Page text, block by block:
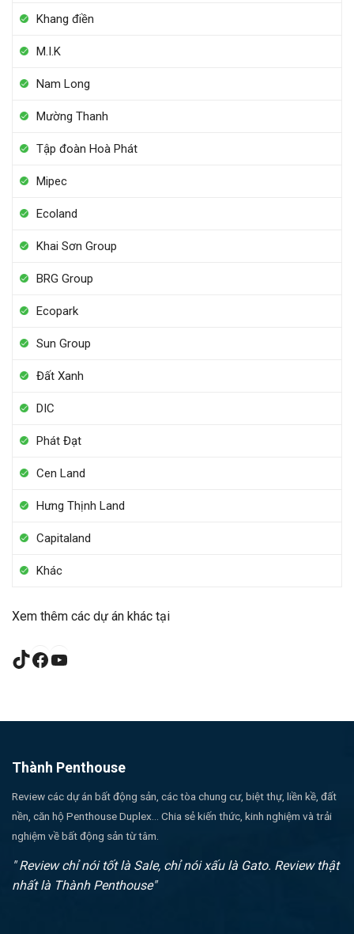
Khang điền
M.I.K
Nam Long
Mường Thanh
Tập đoàn Hoà Phát
Mipec
Ecoland
Khai Sơn Group
BRG Group
Ecopark
Sun Group
Đất Xanh
DIC
Phát Đạt
Cen Land
Hưng Thịnh Land
Capitaland
Khác
Xem thêm các dự án khác tại
TikTok
Facebook
Thành Penthouse
Review các dự án bất động sản, các tòa chung cư, biệt thự, liền kề, đất
nền, căn hộ Penthouse Duplex... Chia sẻ kiến thức, kinh nghiệm và trải
nghiệm về bất động sản từ tâm.
" Review chỉ nói tốt là Sale, chỉ nói xấu là Gato. Review thật
nhất là Thành Penthouse"